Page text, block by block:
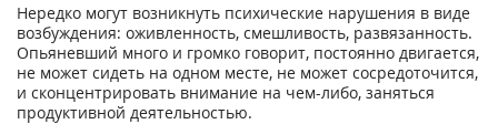
Нередко могут возникнуть психические нарушения в виде
возбуждения: оживленность, смешливость, развязанность.
Опьяневший много и громко говорит, постоянно двигается,
не может сидеть на одном месте, не может сосредоточится,
и сконцентрировать внимание на чем-либо, заняться
продуктивной деятельностью.